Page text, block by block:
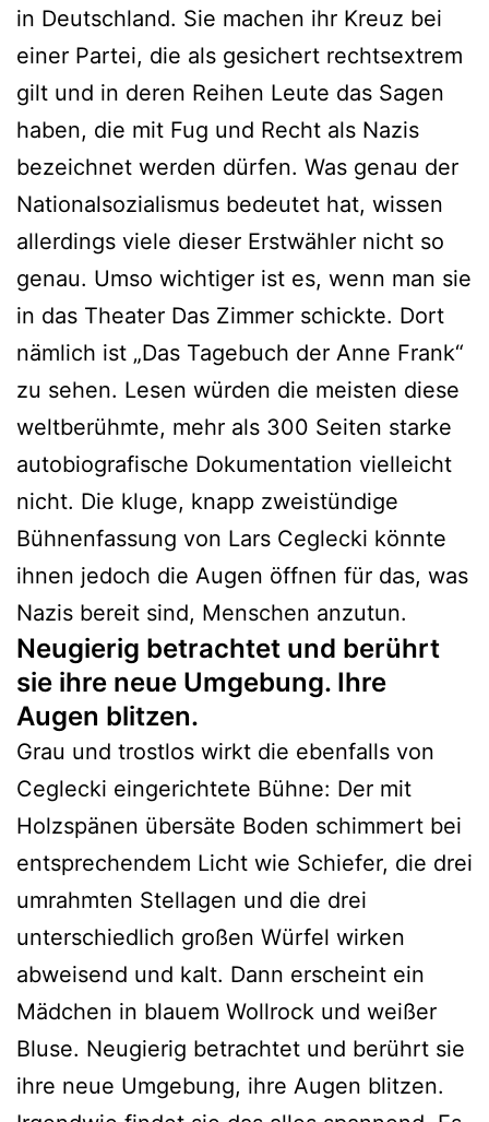
in Deutschland. Sie machen ihr Kreuz bei
einer Partei, die als gesichert rechtsextrem
gilt und in deren Reihen Leute das Sagen
haben, die mit Fug und Recht als Nazis
bezeichnet werden dürfen. Was genau der
Nationalsozialismus bedeutet hat, wissen
allerdings viele dieser Erstwähler nicht so
genau. Umso wichtiger ist es, wenn man sie
in das Theater Das Zimmer schickte. Dort
nämlich ist „Das Tagebuch der Anne Frank“
zu sehen. Lesen würden die meisten diese
weltberühmte, mehr als 300 Seiten starke
autobiografische Dokumentation vielleicht
nicht. Die kluge, knapp zweistündige
Bühnenfassung von Lars Ceglecki könnte
ihnen jedoch die Augen öffnen für das, was
Nazis bereit sind, Menschen anzutun.
Neugierig betrachtet und berührt
sie ihre neue Umgebung. Ihre
Augen blitzen.
Grau und trostlos wirkt die ebenfalls von
Ceglecki eingerichtete Bühne: Der mit
Holzspänen übersäte Boden schimmert bei
entsprechendem Licht wie Schiefer, die drei
umrahmten Stellagen und die drei
unterschiedlich großen Würfel wirken
abweisend und kalt. Dann erscheint ein
Mädchen in blauem Wollrock und weißer
Bluse. Neugierig betrachtet und berührt sie
ihre neue Umgebung, ihre Augen blitzen.